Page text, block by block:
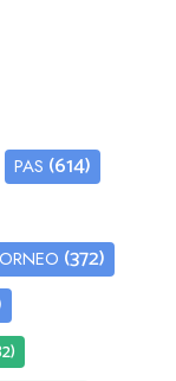
PAS (614)
(372)